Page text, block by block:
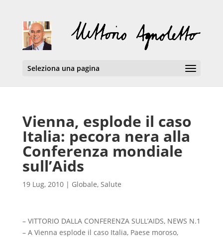
Seleziona una pagina
Vienna, esplode il caso
Italia: pecora nera alla
Conferenza mondiale
sull’Aids
19 Lug, 2010| Globale, Salute
– VITTORIO DALLA CONFERENZA SULL’AIDS, NEWS N.1
– A Vienna esplode il caso Italia, Paese moroso,